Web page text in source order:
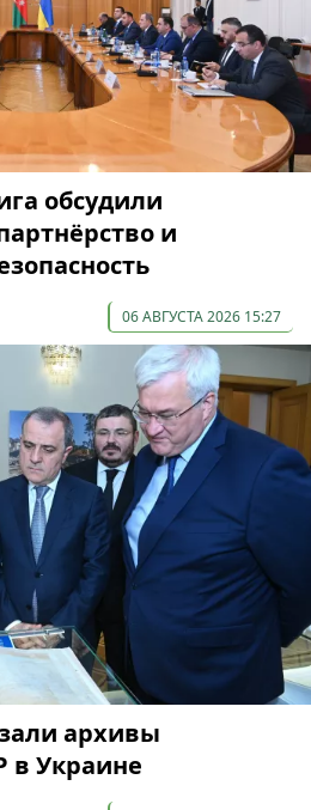
обсудили
и
06 АВГУСТА 2026 15:27
архивы
в Украине